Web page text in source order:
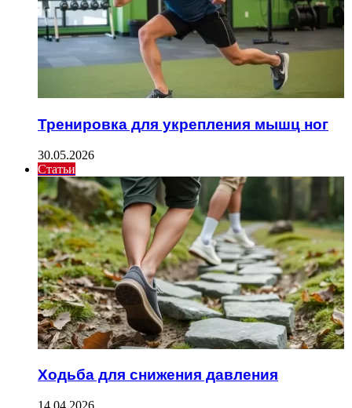
Тренировка для укрепления мышц ног
30.05.2026
Статьи
Ходьба для снижения давления
14.04.2026